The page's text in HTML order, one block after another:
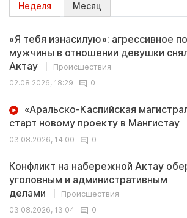
Неделя Месяц
«Я тебя изнасилую»: агрессивное
мужчины в отношении девушки
Актау
Происшествия
02.08.2026, 18:29
0
«Аральско-Каспийская
старт новому проекту в Мангистау
03.08.2026, 14:00
0
Конфликт на набережной Актау
уголовным и административным
делами
Происшествия
03.08.2026, 13:04
0